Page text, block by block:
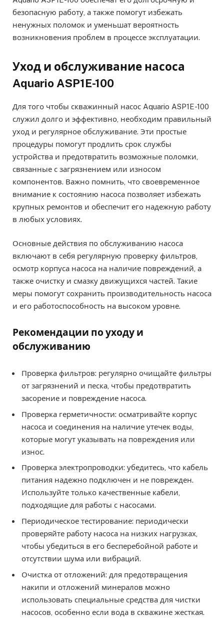
безопасную работу, а также помогут избежать
ненужных поломок и уменьшат вероятность
возникновения проблем в процессе эксплуатации.
Уход и обслуживание насоса
Aquario ASP1E-100
Для того чтобы скважинный насос Aquario ASP1E-100
служил долго и эффективно, необходим правильный
уход и регулярное обслуживание. Эти простые
процедуры помогут продлить срок службы
устройства и предотвратить возможные поломки,
связанные с загрязнением или износом
компонентов. Важно помнить, что своевременное
внимание к состоянию насоса позволяет избежать
крупных ремонтов и обеспечит его надежную работу
в любых условиях.
Основные действия по обслуживанию насоса
включают в себя регулярную проверку фильтров,
осмотр корпуса насоса на наличие повреждений, а
также очистку и смазку движущихся частей. Такие
меры помогут сохранить производительность насоса
и его работоспособность на высоком уровне.
Рекомендации по уходу и
обслуживанию
Проверка фильтров: регулярно очищайте фильтры
от загрязнений и песка, чтобы предотвратить
засорение и повреждение насоса.
Проверка герметичности: осматривайте корпус
насоса и соединения на наличие утечек воды,
которые могут указывать на повреждения или
износ.
Проверка электропроводки: убедитесь, что кабель
питания надежно подключен и не поврежден.
Используйте только качественные кабели,
подходящие для работы с насосами.
Периодическое тестирование: периодически
проверяйте работу насоса на низких нагрузках,
чтобы убедиться в его бесперебойной работе и
отсутствии шума или вибраций.
Очистка от отложений: для предотвращения
накипи и отложений минералов можно
использовать специальные средства для чистки
насосов, особенно если вода в скважине жесткая.